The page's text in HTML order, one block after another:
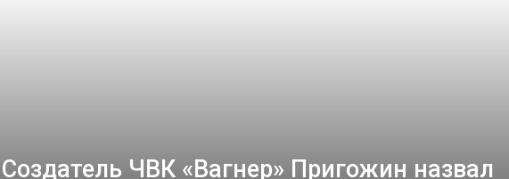
Создатель ЧВК «Вагнер» Пригожин назвал